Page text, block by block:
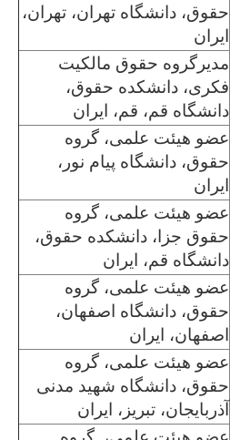
حقوق، دانشگاه تهران، تهران،
ایران
مدیرگروه حقوق مالکیت
فکری، دانشکده حقوق،
دانشگاه قم، قم، ایران
عضو هیئت علمی، گروه
حقوق، دانشگاه پیام نور،
ایران
عضو هیئت علمی، گروه
حقوق جزا، دانشکده حقوق،
دانشگاه قم، ایران
عضو هیئت علمی، گروه
حقوق، دانشگاه اصفهان،
اصفهان، ایران
عضو هیئت علمی، گروه
حقوق، دانشگاه شهید مدنی
آذربایجان، تبریز، ایران